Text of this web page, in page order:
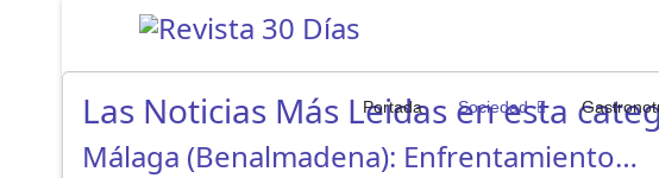
Portada Sociedad
Las Noticias Más Leidas en esta
Málaga (Benalmadena): Enfrentamiento…